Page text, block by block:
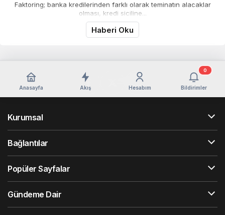
Faktoring; banka kredilerinden farklı olarak teminatın alacaklar
olması, kredi siciline...
Haberi Oku
Anasayfa Akış Hesabım Bildirimler
0
Kurumsal
Bağlantılar
Popüler Sayfalar
Gündeme Dair